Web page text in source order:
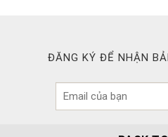
ĐĂNG KÝ ĐỂ NHẬN